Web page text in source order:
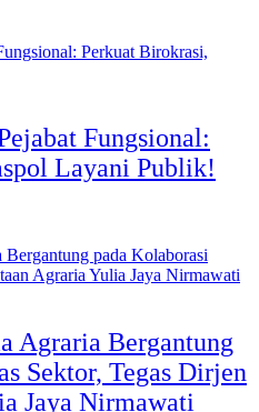
Fungsional:
Layani Publik!
Agraria Bergantung
Sektor, Tegas Dirjen
Jaya Nirmawati